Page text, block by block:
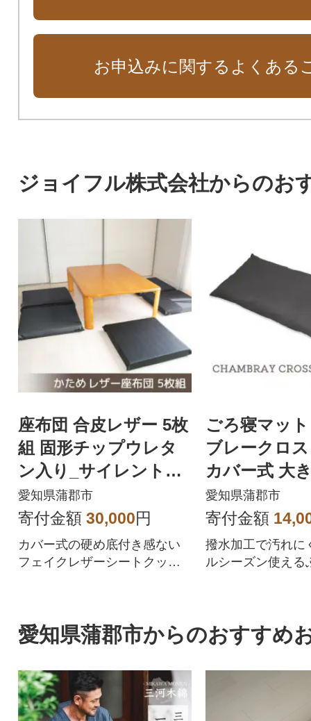
お申込みに関するよくある
ジョイフル株式会社からのお
座布団 合皮レザー 5枚
組 固形チップウレタ
ン入り_サイレントブ
ラック【G0476】
愛知県蒲郡市
寄付金額 30,000円
カバー式の硬め底付き感ない
フェイクレザーシートクッシ
ごろ寝マッ
ブレークロ
カバー式 大
布団 _チャコ
227】
愛知県蒲郡市
寄付金額
撥水加工で汚れに
ルシーズン使える
愛知県蒲郡市からのおすすめ